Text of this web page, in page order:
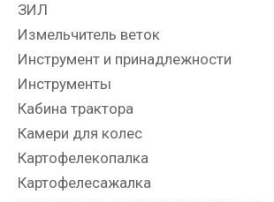
ЗИЛ
Измельчитель веток
Инструмент и принадлежности
Инструменты
Кабина трактора
Камери для колес
Картофелекопалка
Картофелесажалка